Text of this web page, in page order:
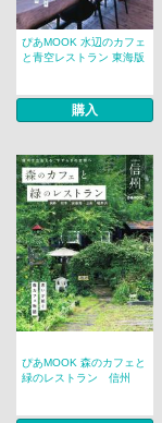
ぴあMOOK 水辺のカフェ
と青空レストラン 東海版
購入
ぴあMOOK 森のカフェと
緑のレストラン 信州